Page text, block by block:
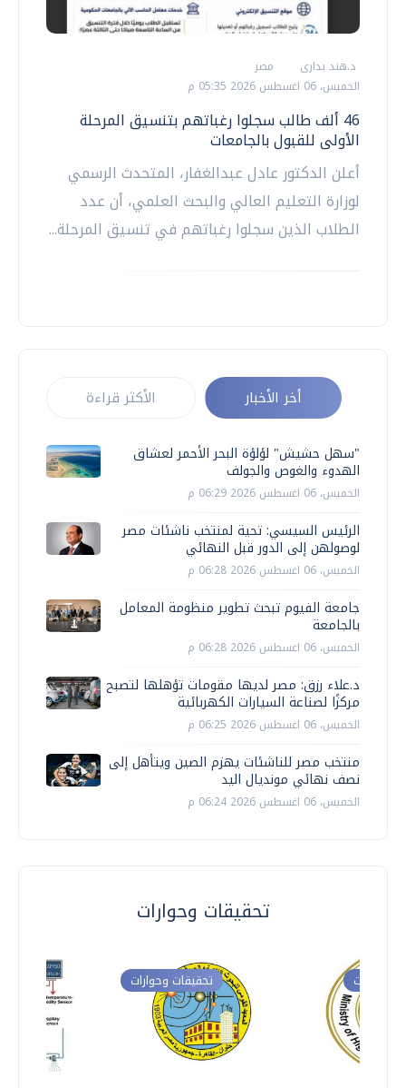
د.هند بدارى
مصر
الخميس، 06 اغسطس 2026 05:35 م
46 ألف طالب سجلوا رغباتهم بتنسيق المرحلة
الأولى للقبول بالجامعات
أعلن الدكتور عادل عبدالغفار، المتحدث الرسمي
لوزارة التعليم العالي والبحث العلمي، أن عدد
الطلاب الذين سجلوا رغباتهم في تنسيق المرحلة...
أخر الأخبار الأكثر قراءة
"سهل حشيش" لؤلؤة البحر الأحمر لعشاق
الهدوء والغوص والجولف
الخميس، 06 اغسطس 2026 06:29 م
الرئيس السيسي: تحية لمنتخب ناشئات مصر
لوصولهن إلى الدور قبل النهائي
الخميس، 06 اغسطس 2026 06:28 م
جامعة الفيوم تبحث تطوير منظومة المعامل
بالجامعة
الخميس، 06 اغسطس 2026 06:28 م
د.علاء رزق: مصر لديها مقومات تؤهلها لتصبح
مركزًا لصناعة السيارات الكهربائية
الخميس، 06 اغسطس 2026 06:25 م
منتخب مصر للناشئات يهزم الصين ويتأهل إلى
نصف نهائي مونديال اليد
الخميس، 06 اغسطس 2026 06:24 م
تحقيقات وحوارات
تحقيقات وحوارات وحوارات